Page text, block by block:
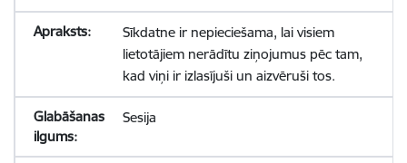
Sīkdatne ir nepieciešama, lai visiem
lietotājiem nerādītu ziņojumus pēc tam,
kad viņi ir izlasījuši un aizvēruši tos.
Sesija